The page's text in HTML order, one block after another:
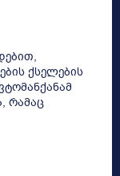
ქსელების
რამაც